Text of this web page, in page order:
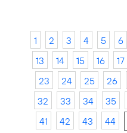
1 2 3 4 5 6
13
14 15 16 17
23
24 25 26
32
33 34 35
41
42 43 44